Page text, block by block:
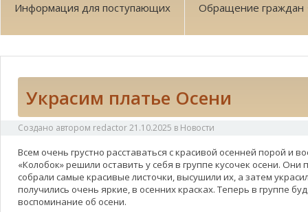
Информация для поступающих Обращение граждан
Украсим платье Осени
Создано автором redactor21.10.2025 в Новости
Всем очень грустно расставаться с красивой осенней порой и
«Колобок» решили оставить у себя в группе кусочек осени. Они
собрали самые красивые листочки, высушили их, а затем
получились очень яркие, в осенних красках. Теперь в группе
воспоминание об осени.